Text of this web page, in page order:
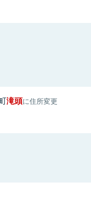
滝頭に住所変更